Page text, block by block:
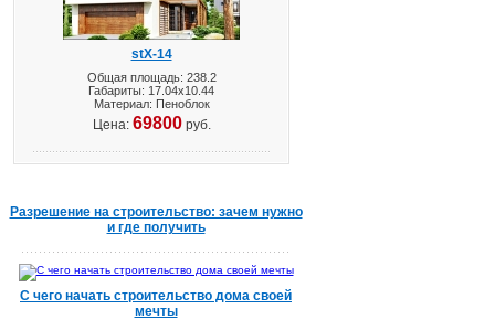
stX-14
Общая площадь: 238.2
Габариты: 17.04х10.44
Материал: Пеноблок
Цена: 69800руб.
Разрешение на строительство: зачем нужно
и где получить
С чего начать строительство дома своей
мечты